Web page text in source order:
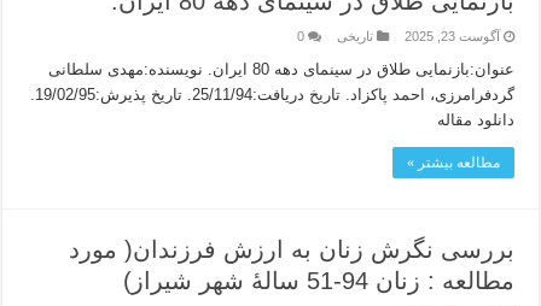
آگوست 23, 2025 تاریخی 0
عنوان:بازنمایی طلاق در سینمای دهه 80 ایران. نویسنده:مهدی سلطانی
دانلود مقاله
مطالعه بیشتر »
بررسی نگرش زنان به ارزش فرزندان( مورد
مطالعه : زنان 94-51 سالۀ شهر شیراز)